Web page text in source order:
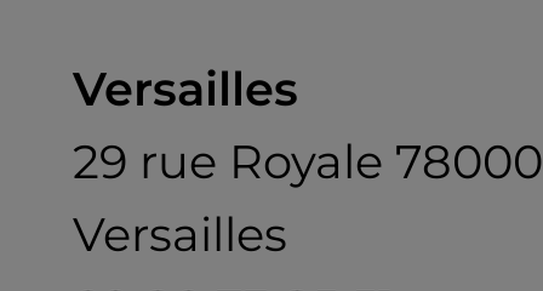
Versailles
29 rue Royale 78000
Versailles